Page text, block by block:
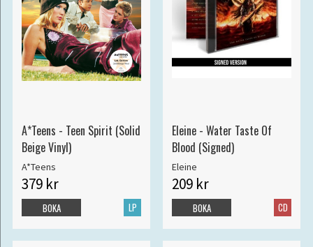
A*Teens - Teen Spirit (Solid
Beige Vinyl)
A*Teens
379 kr
LP
BOKA
Eleine - Water Taste Of
Blood (Signed)
Eleine
209 kr
CD
BOKA